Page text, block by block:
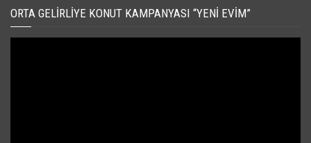
ORTA GELIRLIYE KONUT KAMPANYASI “YENI EVIM”